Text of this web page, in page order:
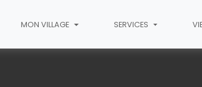
MON VILLAGE SERVICES